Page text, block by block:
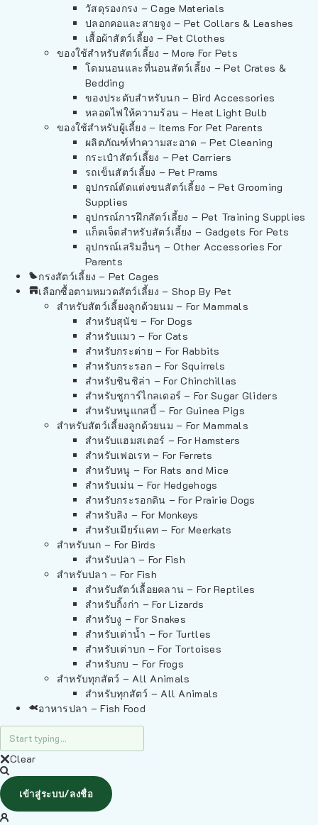
วัสดุรองกรง – Cage Materials
ปลอกคอและสายจูง – Pet Collars & Leashes
เสื้อผ้าสัตว์เลี้ยง – Pet Clothes
ของใช้สำหรับสัตว์เลี้ยง – More For Pets
โดมนอนและที่นอนสัตว์เลี้ยง – Pet Crates &
Bedding
ของประดับสำหรับนก – Bird Accessories
หลอดไฟให้ความร้อน – Heat Light Bulb
ของใช้สำหรับผู้เลี้ยง – Items For Pet Parents
ผลิตภัณฑ์ทำความสะอาด – Pet Cleaning
กระเป๋าสัตว์เลี้ยง – Pet Carriers
รถเข็นสัตว์เลี้ยง – Pet Prams
อุปกรณ์ตัดแต่งขนสัตว์เลี้ยง – Pet Grooming
Supplies
อุปกรณ์การฝึกสัตว์เลี้ยง – Pet Training Supplies
แก็ดเจ็ตสำหรับสัตว์เลี้ยง – Gadgets For Pets
อุปกรณ์เสริมอื่นๆ – Other Accessories For
Parents
กรงสัตว์เลี้ยง – Pet Cages
เลือกซื้อตามหมวดสัตว์เลี้ยง – Shop By Pet
สำหรับสัตว์เลี้ยงลูกด้วยนม – For Mammals
สำหรับสุนัข – For Dogs
สำหรับแมว – For Cats
สำหรับกระต่าย – For Rabbits
สำหรับกระรอก – For Squirrels
สำหรับชินชิล่า – For Chinchillas
สำหรับชูการ์ไกลเดอร์ – For Sugar Gliders
สำหรับหนูแกสบี้ – For Guinea Pigs
สำหรับสัตว์เลี้ยงลูกด้วยนม – For Mammals
สำหรับแฮมสเตอร์ – For Hamsters
สำหรับเฟอเรท – For Ferrets
สำหรับหนู – For Rats and Mice
สำหรับเม่น – For Hedgehogs
สำหรับกระรอกดิน – For Prairie Dogs
สำหรับลิง – For Monkeys
สำหรับเมียร์แคท – For Meerkats
สำหรับนก – For Birds
สำหรับปลา – For Fish
สำหรับปลา – For Fish
สำหรับสัตว์เลื้อยคลาน – For Reptiles
สำหรับกิ้งก่า – For Lizards
สำหรับงู – For Snakes
สำหรับเต่าน้ำ – For Turtles
สำหรับเต่าบก – For Tortoises
สำหรับกบ – For Frogs
สำหรับทุกสัตว์ – All Animals
สำหรับทุกสัตว์ – All Animals
อาหารปลา – Fish Food
Clear
เข้าสู่ระบบ/ลงชื่อ